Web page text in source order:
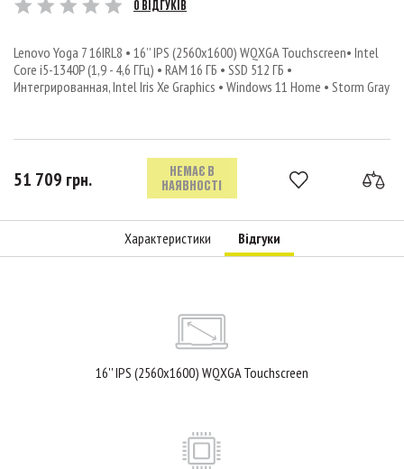
0 ВІДГУКІВ
Lenovo Yoga 7 16IRL8 • 16’’ IPS (2560x1600) WQXGA Touchscreen• Intel
Core i5-1340P (1,9 - 4,6 ГГц) • RAM 16 ГБ • SSD 512 ГБ •
Интегрированная, Intel Iris Xe Graphics • Windows 11 Home • Storm Gray
51 709 грн.
НЕМАЄ В
НАЯВНОСТІ
Характеристики Відгуки
16'' IPS (2560x1600) WQXGA Touchscreen